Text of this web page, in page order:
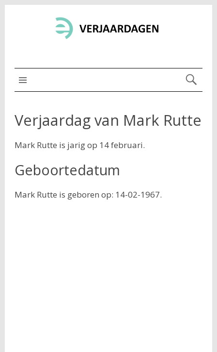
Verjaardag van Mark Rutte
Mark Rutte is jarig op 14 februari.
Geboortedatum
Mark Rutte is geboren op: 14-02-1967.